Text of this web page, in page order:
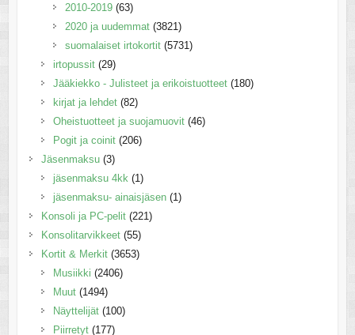
2010-2019 (63)
2020 ja uudemmat (3821)
suomalaiset irtokortit (5731)
irtopussit (29)
Jääkiekko - Julisteet ja erikoistuotteet (180)
kirjat ja lehdet (82)
Oheistuotteet ja suojamuovit (46)
Pogit ja coinit (206)
Jäsenmaksu (3)
jäsenmaksu 4kk (1)
jäsenmaksu- ainaisjäsen (1)
Konsoli ja PC-pelit (221)
Konsolitarvikkeet (55)
Kortit & Merkit (3653)
Musiikki (2406)
Muut (1494)
Näyttelijät (100)
Piirretyt (177)